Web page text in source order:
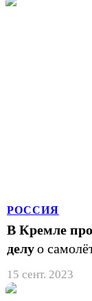
РОССИЯ
В Кремле
делуо
15 сент. 2023